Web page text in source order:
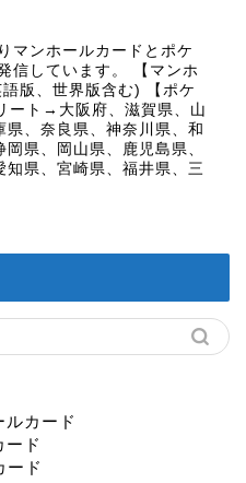
マンホールカードとポケ
信しています。 【マンホ
版、世界版含む) 【ポケ
ート→大阪府、滋賀県、山
、奈良県、神奈川県、和
県、岡山県、鹿児島県、
県、宮崎県、福井県、三
ルカード
ード
ード